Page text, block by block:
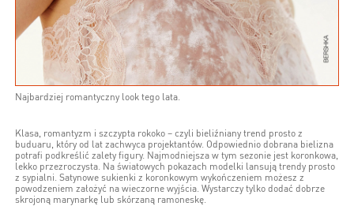
Najbardziej romantyczny look tego lata.
Klasa, romantyzm i szczypta rokoko – czyli bieliźniany trend prosto z
buduaru, który od lat zachwyca projektantów. Odpowiednio dobrana bielizna
potrafi podkreślić zalety figury. Najmodniejsza w tym sezonie jest koronkowa,
lekko przezroczysta. Na światowych pokazach modelki lansują trendy prosto
z sypialni. Satynowe sukienki z koronkowym wykończeniem możesz z
powodzeniem założyć na wieczorne wyjścia. Wystarczy tylko dodać dobrze
skrojoną marynarkę lub skórzaną ramoneskę.